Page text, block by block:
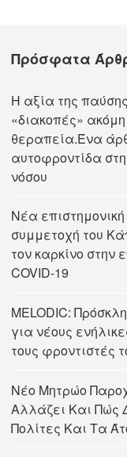
Πρόσφατα
Η αξία της
«διακοπές»
θεραπεία.Ένα
αυτοφροντίδα
νόσου
Νέα
συμμετοχή του
τον καρκίνο στην
COVID-19
MELODIC:
για νέους
τους φροντιστές
Νέο Μητρώο
Αλλάζει Και Πώς
Πολίτες Και Τα